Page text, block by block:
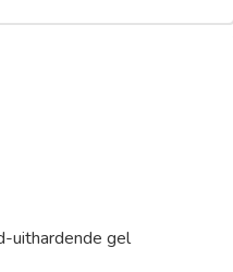
uithardende gel